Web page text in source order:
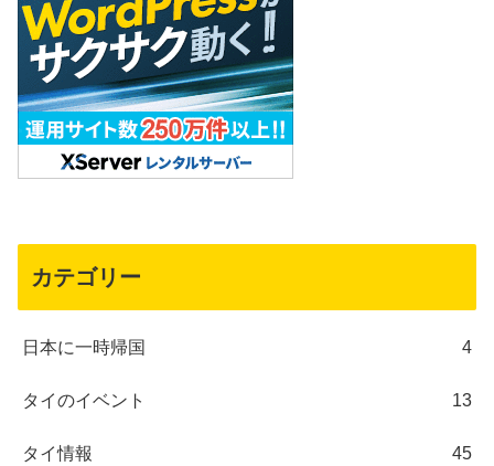
カテゴリー
日本に一時帰国 4
タイのイベント 13
タイ情報 45